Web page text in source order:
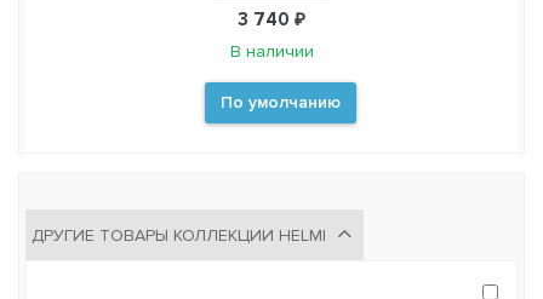
3 740 ₽
В наличии
По умолчанию
ДРУГИЕ ТОВАРЫ КОЛЛЕКЦИИ HELMI